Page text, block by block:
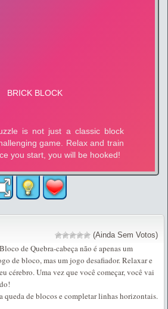
(Ainda Sem Votos)
de Quebra-cabeça não é apenas um
de bloco, mas um jogo desafiador. Relaxar e
cérebro. Uma vez que você começar, você vai
queda de blocos e completar linhas horizontais.